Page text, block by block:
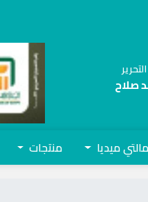
صلاح
مالتي ميديا منتجات